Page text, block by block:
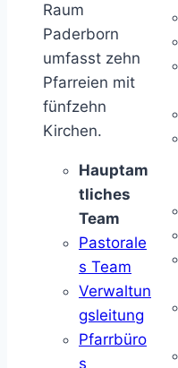
Raum
Paderborn
umfasst zehn
Pfarreien mit
fünfzehn
Kirchen.
Hauptam
tliches
Team
Pastorale
s Team
Verwaltun
gsleitung
Pfarrbüro
s